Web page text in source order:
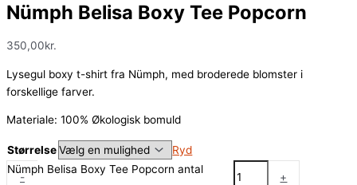
Nümph Belisa Boxy Tee Popcorn
350,00kr.
Lysegul boxy t-shirt fra Nümph, med broderede blomster i
forskellige farver.
Materiale: 100% Økologisk bomuld
Størrelse Ryd
-
Nümph Belisa Boxy Tee Popcorn antal
+